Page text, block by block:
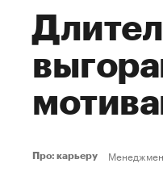
Рынок наличной валюты
Про: карьеру